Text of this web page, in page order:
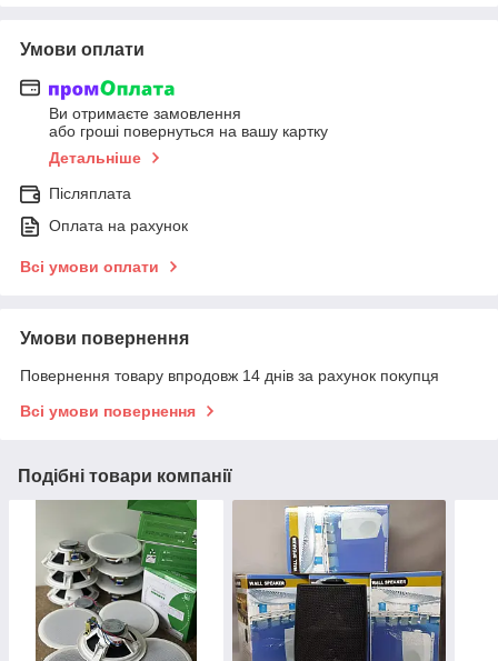
Умови оплати
Ви отримаєте замовлення
або гроші повернуться на вашу картку
Детальніше
Післяплата
Оплата на рахунок
Всі умови оплати
Умови повернення
Повернення товару впродовж 14 днів за рахунок покупця
Всі умови повернення
Подібні товари компанії